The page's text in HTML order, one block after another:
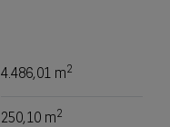
4.486,01 m2
250,10 m2